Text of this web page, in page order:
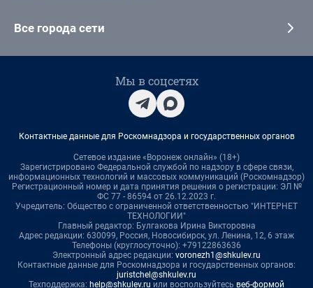
Все города сети
Мы в соцсетях
Контактные данные для Роскомнадзора и государственных органов
Сетевое издание «Воронеж онлайн» (18+)
Зарегистрировано Федеральной службой по надзору в сфере связи,
информационных технологий и массовых коммуникаций (Роскомнадзор)
Регистрационный номер и дата принятия решения о регистрации: ЭЛ №
ФС 77 - 86594 от 26.12.2023 г.
Учредитель: Общество с ограниченной ответственностью "ИНТЕРНЕТ
ТЕХНОЛОГИИ"
Главный редактор: Булгакова Ирина Викторовна
Адрес редакции: 630099, Россия, Новосибирск, ул. Ленина, 12, 6 этаж
Телефоны (круглосуточно): +79122863636
Электронный адрес редакции: voronezh1@shkulev.ru
Контактные данные для Роскомнадзора и государственных органов:
juristchel@shkulev.ru
Техподдержка: help@shkulev.ru или воспользуйтесь веб-формой